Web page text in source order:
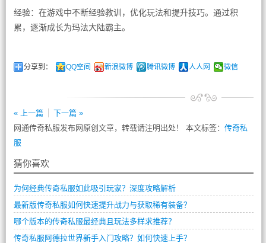
经验：在游戏中不断经验教训，优化玩法和提升技巧。通过积
累，逐渐成长为玛法大陆霸主。
分享到： QQ空间 新浪微博 腾讯微博 人人网 微信
« 上一篇
下一篇 »
网通传奇私服发布网原创文章，转载请注明出处！ 本文标签： 传奇私
服
猜你喜欢
为何经典传奇私服如此吸引玩家？深度攻略解析
最新版传奇私服如何快速提升战力与获取稀有装备？
哪个版本的传奇私服最经典且玩法多样求推荐？
传奇私服阿德拉世界新手入门攻略？如何快速上手？